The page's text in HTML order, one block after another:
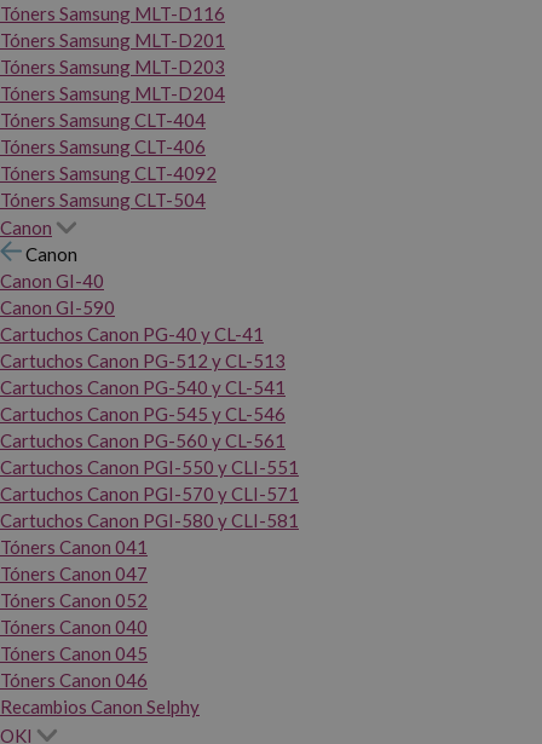
Tóners Samsung MLT-D116
Tóners Samsung MLT-D201
Tóners Samsung MLT-D203
Tóners Samsung MLT-D204
Tóners Samsung CLT-404
Tóners Samsung CLT-406
Tóners Samsung CLT-4092
Tóners Samsung CLT-504
Canon
Canon
Canon GI-40
Canon GI-590
Cartuchos Canon PG-40 y CL-41
Cartuchos Canon PG-512 y CL-513
Cartuchos Canon PG-540 y CL-541
Cartuchos Canon PG-545 y CL-546
Cartuchos Canon PG-560 y CL-561
Cartuchos Canon PGI-550 y CLI-551
Cartuchos Canon PGI-570 y CLI-571
Cartuchos Canon PGI-580 y CLI-581
Tóners Canon 041
Tóners Canon 047
Tóners Canon 052
Tóners Canon 040
Tóners Canon 045
Tóners Canon 046
Recambios Canon Selphy
OKI